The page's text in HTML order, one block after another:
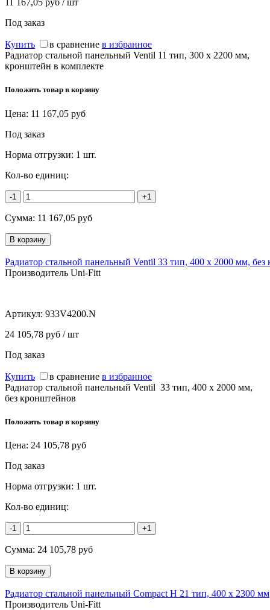
11 167,05 руб / шт
Под заказ
Купить в сравнение в избранное
Радиатор стальной панельный Ventil 11 тип, 300 х 2200 мм,
кронштейн в комплекте
Положить товар в корзину
Цена: 11 167,05 руб
Под заказ
Норма отгрузки: 1 шт.
Кол-во единиц:
-1 +1
Сумма: 11 167,05 руб
Радиатор стальной панельный Ventil 33 тип, 400 х 2000 мм,
Производитель Uni-Fitt
Артикул: 933V4200.N
24 105,78 руб / шт
Под заказ
Купить в сравнение в избранное
Радиатор стальной панельный Ventil 33 тип, 400 х 2000 мм,
без кронштейнов
Положить товар в корзину
Цена: 24 105,78 руб
Под заказ
Норма отгрузки: 1 шт.
Кол-во единиц:
-1 +1
Сумма: 24 105,78 руб
Радиатор стальной панельный Compact H 21 тип, 400 х 2300 мм
Производитель Uni-Fitt